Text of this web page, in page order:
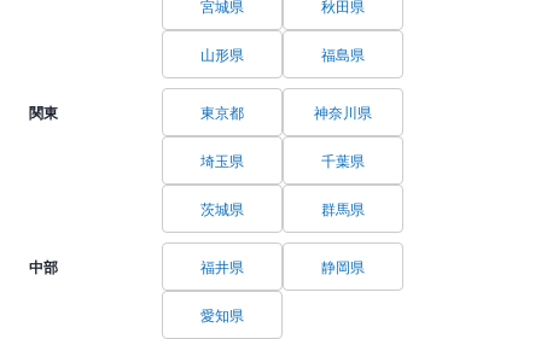
宮城県 秋田県
山形県 福島県
関東 東京都 神奈川県
埼玉県 千葉県
茨城県 群馬県
中部 福井県 静岡県
愛知県